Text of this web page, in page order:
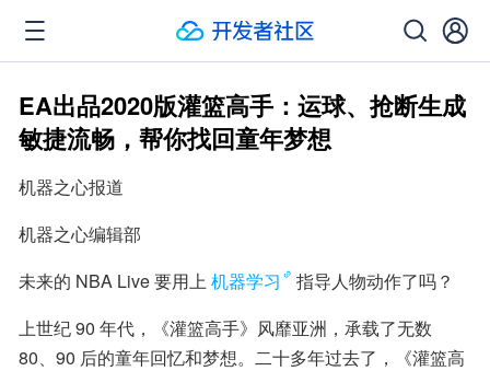
EA出品2020版灌篮高手：运球、抢断生成
敏捷流畅，帮你找回童年梦想
机器之心报道
机器之心编辑部
未来的 NBA Live 要用上 机器学习
指导人物动作了吗？
上世纪 90 年代，《灌篮高手》风靡亚洲，承载了无数
80、90 后的童年回忆和梦想。二十多年过去了，《灌篮高